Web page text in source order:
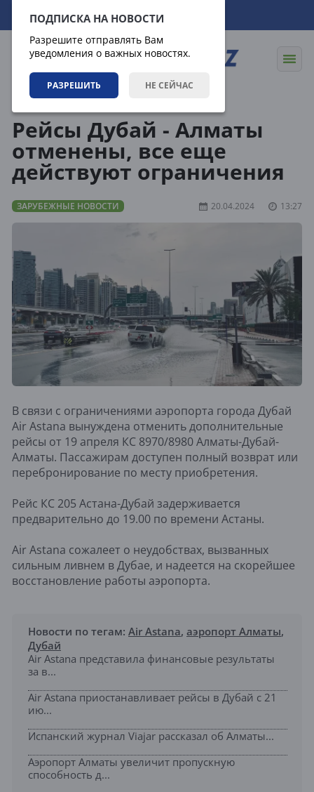
ПОДПИСКА НА НОВОСТИ
Разрешите отправлять Вам
уведомления о важных новостях.
РАЗРЕШИТЬ НЕ СЕЙЧАС
07.08.2026 17:59:33
Рейсы Дубай - Алматы
отменены, все еще
действуют ограничения
ЗАРУБЕЖНЫЕ НОВОСТИ 20.04.2024 13:27
В связи с ограничениями аэропорта города Дубай
Air Astana вынуждена отменить дополнительные
рейсы от 19 апреля КС 8970/8980 Алматы-Дубай-
Алматы. Пассажирам доступен полный возврат или
перебронирование по месту приобретения.
Рейс КС 205 Астана-Дубай задерживается
предварительно до 19.00 по времени Астаны.
Air Astana сожалеет о неудобствах, вызванных
сильным ливнем в Дубае, и надеется на скорейшее
восстановление работы аэропорта.
Новости по тегам: Air Astana, аэропорт Алматы,
Дубай
Air Astana представила финансовые результаты
за в...
Air Astana приостанавливает рейсы в Дубай с 21
ию...
Испанский журнал Viajar рассказал об Алматы...
Аэропорт Алматы увеличит пропускную
способность д...